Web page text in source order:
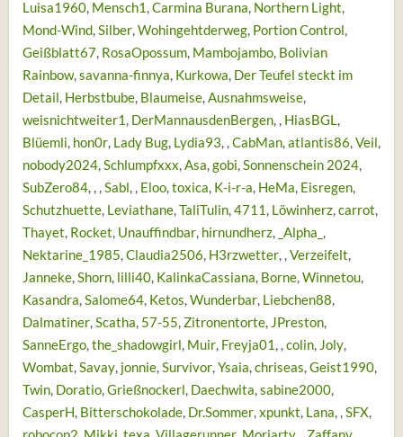
Luisa1960 Mensch1 Carmina Burana Northern Light
Mond-Wind Silber Wohingehtderweg Portion Control
Geißblatt67 RosaOpossum Mambojambo Bolivian
Rainbow savanna-finnya Kurkowa Der Teufel steckt im
Detail Herbstbube Blaumeise Ausnahmsweise
weisnichtweiter1 DerMannausdenBergen
HiasBGL
Blüemli hon0r Lady Bug Lydia93 CabMan atlantis86 Veil
nobody2024 Schlumpfxxx Asa gobi Sonnenschein 2024
SubZero84
Sabl Eloo toxica K-i-r-a HeMa Eisregen
Schutzhuette Leviathane TaliTulin 4711 Löwinherz carrot
Thayet Rocket Unauffindbar hirnundherz
_Alpha_
Nektarine_1985 Claudia2506 H3rzwetter
Verzeifelt
Janneke Shorn lilli40 KalinkaCassiana Borne Winnetou
Kasandra Salome64 Ketos Wunderbar Liebchen88
Dalmatiner Scatha 57-55 Zitronentorte JPreston
SanneErgo the_shadowgirl Muir Freyja01 colin Joly
Wombat Savay jonnie Survivor Ysaia chriseas Geist1990
Twin Doratio Grießnockerl Daechwita sabine2000
CasperH Bitterschokolade Dr.Sommer xpunkt Lana
SFX